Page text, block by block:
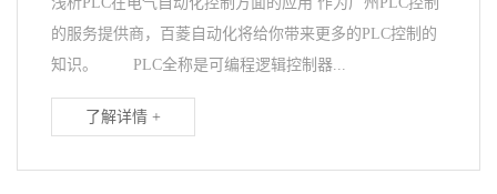
的服务提供商，百菱自动化将给你带来更多的PLC控制的
知识。 PLC全称是可编程逻辑控制器...
了解详情 +